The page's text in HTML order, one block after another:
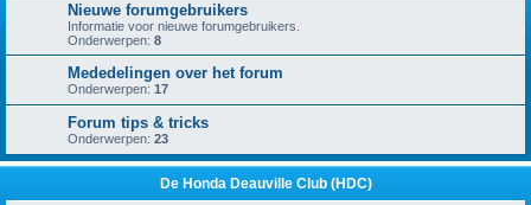
Nieuwe forumgebruikers
Informatie voor nieuwe forumgebruikers.
Onderwerpen: 8
Mededelingen over het forum
Onderwerpen: 17
Forum tips & tricks
Onderwerpen: 23
De Honda Deauville Club (HDC)